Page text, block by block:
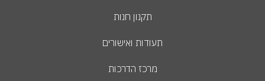
תקנון חנות
תעודות ואישורים
מרכז הדרכות